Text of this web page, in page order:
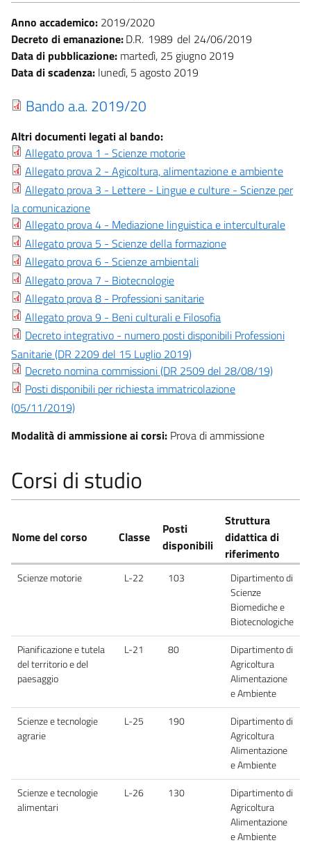
Anno accademico: 2019/2020
Decreto di emanazione:D.R. 1989
24/06/2019
Data di pubblicazione: martedì, 25 giugno 2019
Data di scadenza: lunedì, 5 agosto 2019
Bando a.a. 2019/20
Altri documenti legati al bando:
Allegato prova 1 - Scienze motorie
Allegato prova 2 - Agicoltura, alimentazione e ambiente
Allegato prova 3 - Lettere - Lingue e culture - Scienze per
la comunicazione
Allegato prova 4 - Mediazione linguistica e interculturale
Allegato prova 5 - Scienze della formazione
Allegato prova 6 - Scienze ambientali
Allegato prova 7 - Biotecnologie
Allegato prova 8 - Professioni sanitarie
Allegato prova 9 - Beni culturali e Filosofia
Decreto integrativo - numero posti disponibili Professioni
Sanitarie (DR 2209 del 15 Luglio 2019)
Decreto nomina commissioni (DR 2509 del 28/08/19)
Posti disponibili per richiesta immatricolazione
(05/11/2019)
Modalità di ammissione ai corsi: Prova di ammissione
Corsi di studio
Nome del corso Classe
Posti
disponibili
Struttura
didattica di
riferimento
Scienze motorie L-22 103
Dipartimento di
Scienze
Biomediche e
Biotecnologiche
Pianificazione e tutela
del territorio e del
paesaggio
L-21 80
Dipartimento di
Agricoltura
Alimentazione
e Ambiente
Scienze e tecnologie
agrarie
L-25 190
Dipartimento di
Agricoltura
Alimentazione
e Ambiente
Scienze e tecnologie
alimentari
L-26 130
Dipartimento di
Agricoltura
Alimentazione
e Ambiente